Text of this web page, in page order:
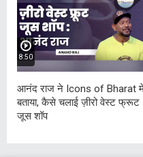
8:50
आनंद राज ने Icons of Bharat
बताया, कैसे चलाई ज़ीरो वेस्ट फ्रूट
जूस शॉप